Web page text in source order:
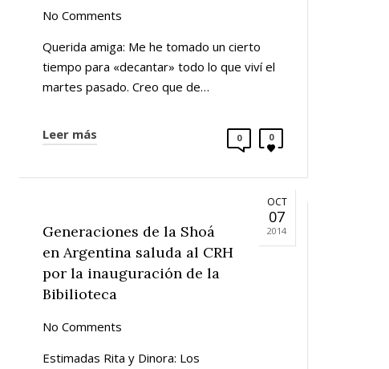
No Comments
Querida amiga: Me he tomado un cierto
tiempo para «decantar» todo lo que viví el
martes pasado. Creo que de…
Leer más 0 0
OCT
07
2014
Generaciones de la Shoá
en Argentina saluda al CRH
por la inauguración de la
Bibilioteca
No Comments
Estimadas Rita y Dinora: Los